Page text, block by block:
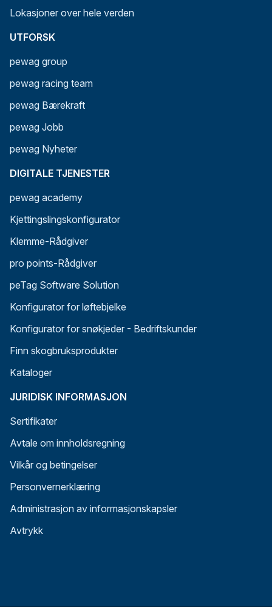
Lokasjoner over hele verden
UTFORSK
pewag group
pewag racing team
pewag Bærekraft
pewag Jobb
pewag Nyheter
DIGITALE TJENESTER
pewag academy
Kjettingslingskonfigurator
Klemme-Rådgiver
pro points-Rådgiver
peTag Software Solution
Konfigurator for løftebjelke
Konfigurator for snøkjeder - Bedriftskunder
Finn skogbruksprodukter
Kataloger
JURIDISK INFORMASJON
Sertifikater
Avtale om innholdsregning
Vilkår og betingelser
Personvernerklæring
Administrasjon av informasjonskapsler
Avtrykk